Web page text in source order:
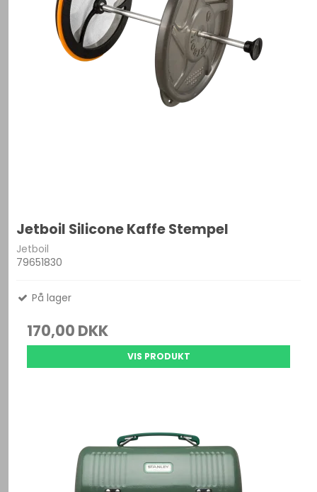
Jetboil Silicone Kaffe Stempel
Jetboil
79651830
På lager
170,00 DKK
VIS PRODUKT